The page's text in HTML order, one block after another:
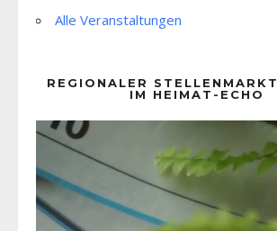
Alle Veranstaltungen
REGIONALER
IM HEIMAT-ECHO
Player